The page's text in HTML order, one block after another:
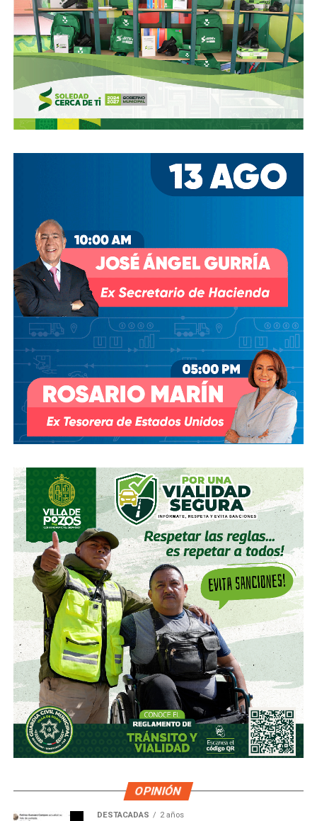
Ya aprovechando,revisen las señales de tránsito de la
zona, que necesitan mantenimiento, y luego dense una
vuelta por la ciudad:hay banquetas que son
estacionamientos, hay ciclovías intransitables, hay
peatones en riesgoporque los conductores no siguen el
reglamento.
En pocas palabras,
bajemos todos la velocidad… en
Arrancó la carrera, todos la van perdiendo |
OPINIÓN
DESTACADAS 2 años